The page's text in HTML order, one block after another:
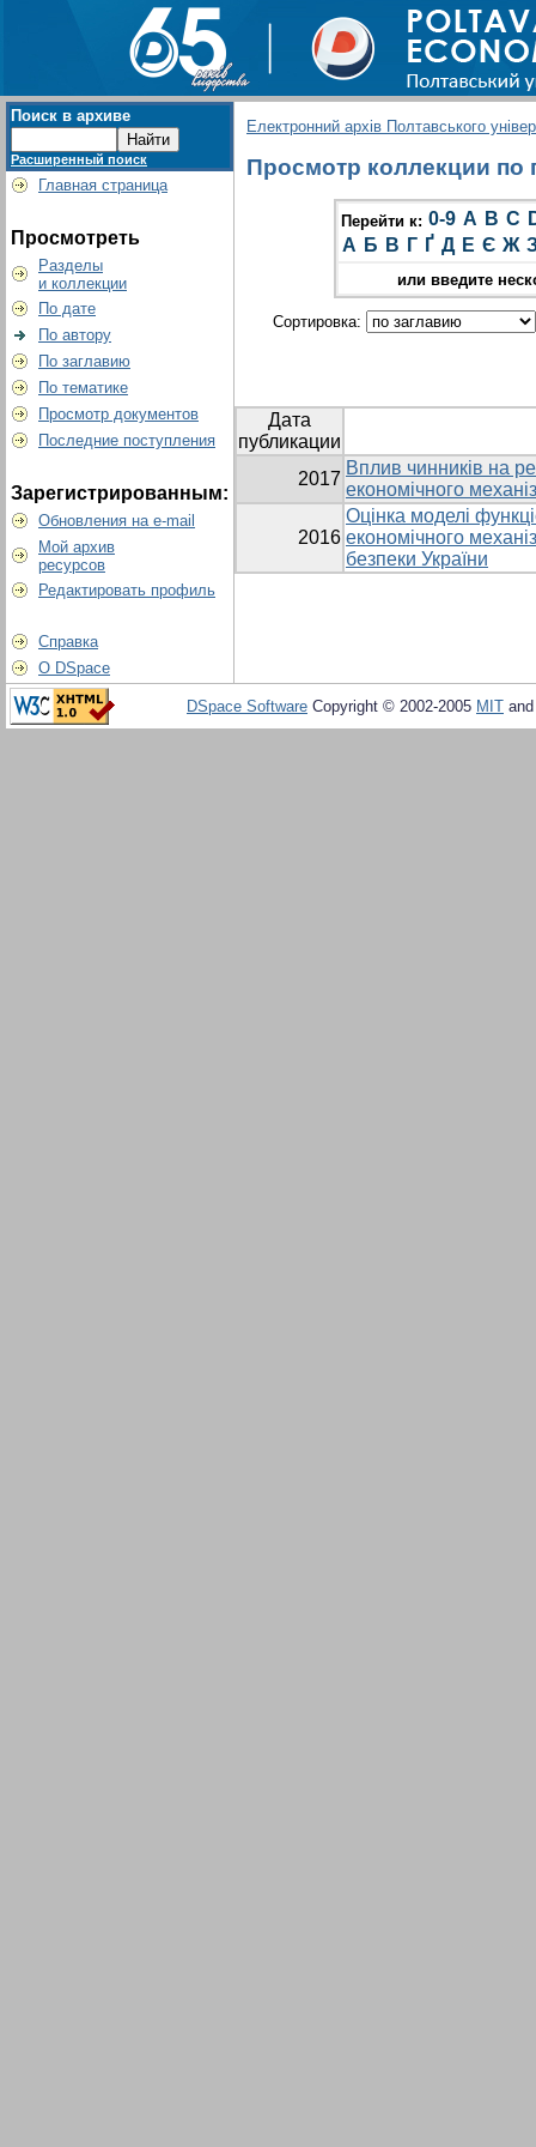
Поиск в архиве
Расширенный поиск
Главная страница
Просмотреть
Разделы
и коллекции
По дате
По автору
По заглавию
По тематике
Просмотр документов
Последние поступления
Зарегистрированным:
Обновления на e-mail
Мой архив
ресурсов
Редактировать профиль
Справка
О DSpace
Електронний архів Полтавського
Просмотр коллекции по
Перейти к: 0-9 A B C
А Б В Г Ґ Д Е Є Ж
или введите
Сортировка:
Дата
публикации
2017
Вплив чинників на
економічного
2016
Оцінка моделі
економічного
безпеки України
DSpace Software Copyright © 2002-2005 MIT